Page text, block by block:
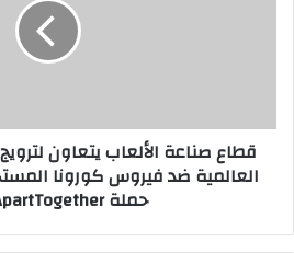
العالمية
فيروس
"كوفيد19"
قطاع صناعة الألعاب يتعاون
حملة PlayApartTogether#